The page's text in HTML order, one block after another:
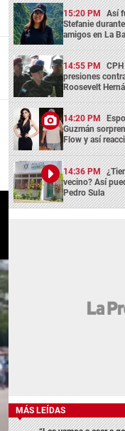
15:20 PM Así
Stefanie
amigos en La
14:55 PM
presiones
Roosevelt
14:20 PM
Guzmán
Flow y así
14:36 PM
vecino? Así
Pedro Sula
MÁS LEÍDAS